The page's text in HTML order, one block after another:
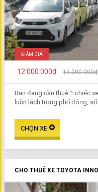
GIẢM GIÁ
12.000.000₫ 13.000.000₫
Bạn đang cần thuê 1 chiếc
luồn lách trong phố đông, số
CHO THUÊ XE TOYOTA